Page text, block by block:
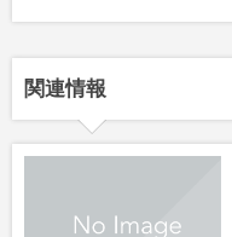
関連情報